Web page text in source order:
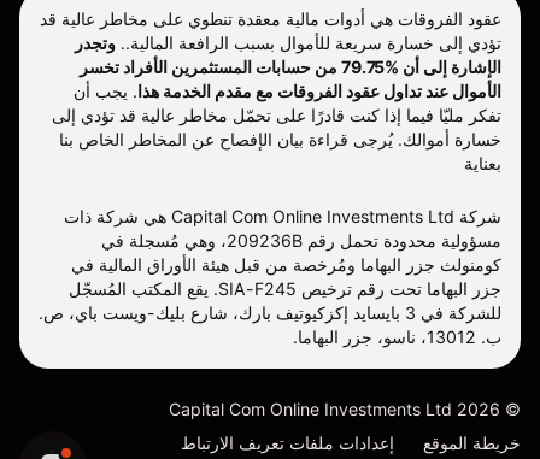
عقود الفروقات هي أدوات مالية معقدة تنطوي على مخاطر عالية قد
تؤدي إلى خسارة سريعة للأموال بسبب الرافعة المالية.. وتجدر
الإشارة إلى أن %79.75 من حسابات المستثمرين الأفراد تخسر
الأموال عند تداول عقود الفروقات مع مقدم الخدمة هذا. يجب أن
تفكر مليّا فيما إذا كنت قادرًا على تحمّل مخاطر عالية قد تؤدي إلى
خسارة أموالك. يُرجى قراءة بيان الإفصاح عن المخاطر الخاص بنا
بعناية
شركة Capital Com Online Investments Ltd هي شركة ذات
مسؤولية محدودة تحمل رقم 209236B، وهي مُسجلة في
كومنولث جزر البهاما ومُرخصة من قبل هيئة الأوراق المالية في
جزر البهاما تحت رقم ترخيص SIA-F245. يقع المكتب المُسجّل
للشركة في 3 بايسايد إكزكيوتيف بارك، شارع بليك-ويست باي، ص.
ب. 13012، ناسو، جزر البهاما.
©
2026
Capital Com Online Investments Ltd
خريطة الموقع
إعدادات ملفات تعريف الارتباط